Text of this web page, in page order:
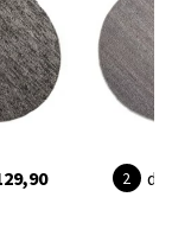
da